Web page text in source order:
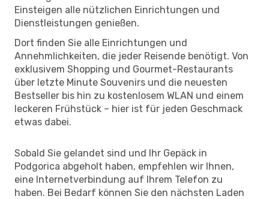
Einsteigen alle nützlichen Einrichtungen und
Dienstleistungen genießen.
Dort finden Sie alle Einrichtungen und
Annehmlichkeiten, die jeder Reisende benötigt. Von
exklusivem Shopping und Gourmet-Restaurants
über letzte Minute Souvenirs und die neuesten
Bestseller bis hin zu kostenlosem WLAN und einem
leckeren Frühstück – hier ist für jeden Geschmack
etwas dabei.
Sobald Sie gelandet sind und Ihr Gepäck in
Podgorica abgeholt haben, empfehlen wir Ihnen,
eine Internetverbindung auf Ihrem Telefon zu
haben. Bei Bedarf können Sie den nächsten Laden